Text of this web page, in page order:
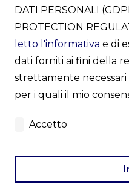
DATI PERSONALI
PROTECTION
letto l'informativa e di
dati forniti ai fini della
strettamente necessari
per i quali il mio
Accetto